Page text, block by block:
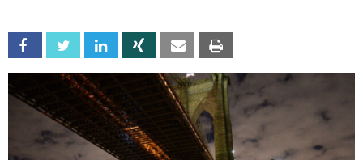
Facebook Twitter Linkedin Xing Email